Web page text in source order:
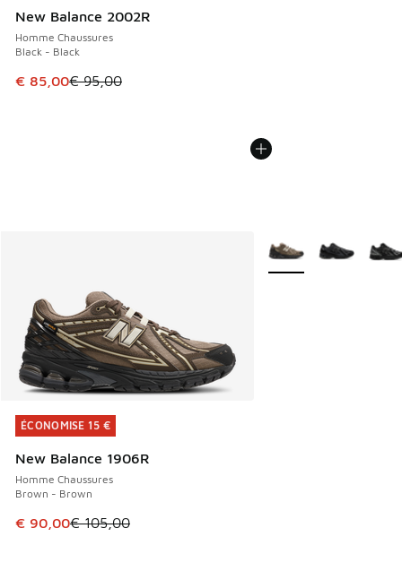
New Balance 2002R
Homme Chaussures
Black - Black
Cet article est en promotion. Prix en baisse de € 95,00 à
€ 85,00€ 95,00
ÉCONOMISE 15 €
New Balance 1906R
Homme Chaussures
Brown - Brown
Cet article est en promotion. Prix en baisse de € 105,00
€ 90,00€ 105,00
ÉCONOMISE 15 €
Plus de couleurs